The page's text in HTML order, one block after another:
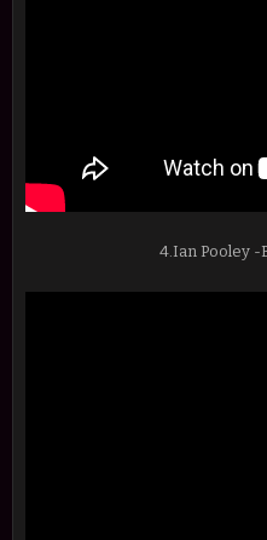
4.Ian Pooley